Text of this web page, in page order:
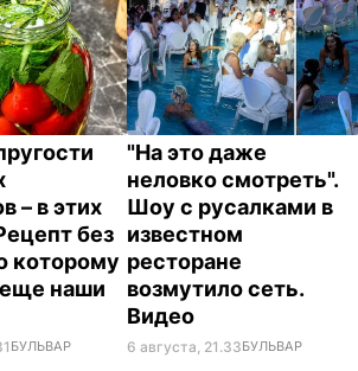
– в этих
без
которому
еще наши
БУЛЬВАР
"На это даже
неловко смотреть".
Шоу с русалками в
известном
ресторане
возмутило сеть.
Видео
6 августа, 21.33БУЛЬВАР